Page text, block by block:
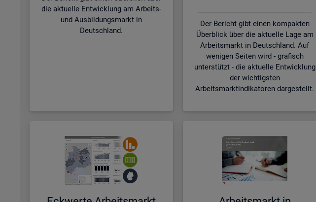
die aktuelle Entwicklung am Arbeits-
und Ausbildungsmarkt in
Deutschland.
Der Bericht gibt einen kompakten
Überblick über die aktuelle Lage am
Arbeitsmarkt in Deutschland. Auf
wenigen Seiten wird - grafisch
unterstützt - die aktuelle Entwicklung
der wichtigsten
Arbeitsmarktindikatoren dargestellt.